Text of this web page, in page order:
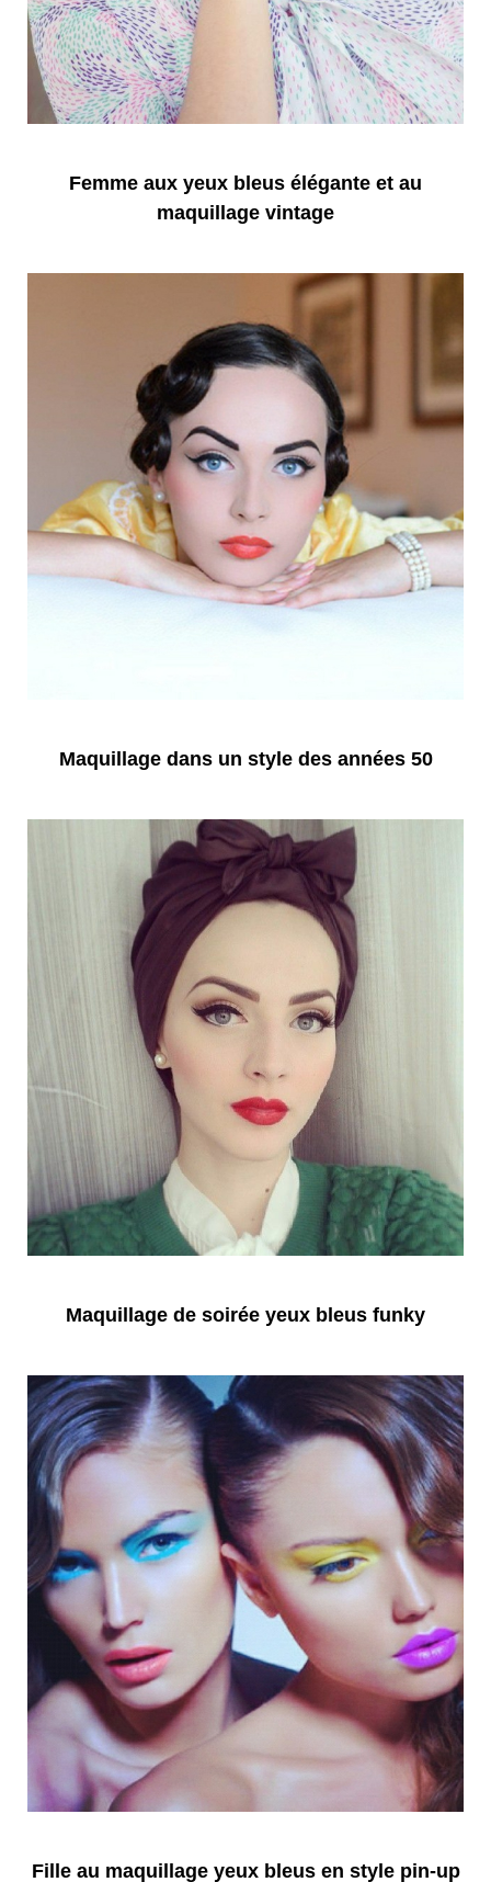
Femme aux yeux bleus élégante et au
maquillage vintage
Maquillage dans un style des années 50
Maquillage de soirée yeux bleus funky
Fille au maquillage yeux bleus en style pin-up